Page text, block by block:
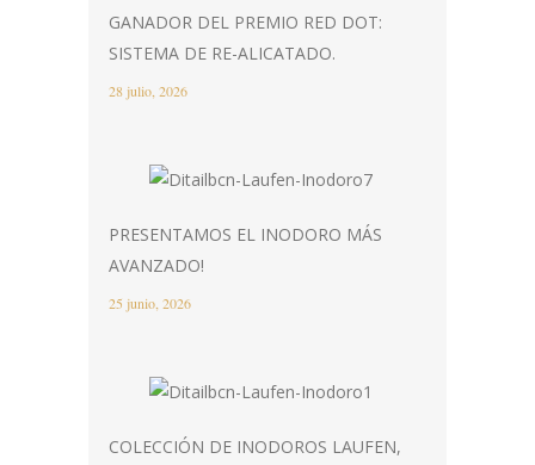
GANADOR DEL PREMIO RED DOT:
SISTEMA DE RE-ALICATADO.
28 julio, 2026
PRESENTAMOS EL INODORO MÁS
AVANZADO!
25 junio, 2026
COLECCIÓN DE INODOROS LAUFEN,